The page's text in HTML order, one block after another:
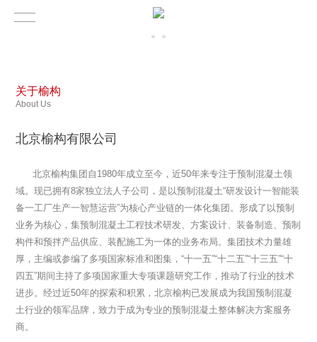
关于榆构
About Us
北京榆构有限公司
北京榆构集团自1980年成立至今，近50年来专注于预制混凝土领
域。现已拥有8家独立法人子公司，是以预制混凝土“研发设计一智能装
备一工厂生产一智慧运营”为核心产业链的一体化集团。形成了以预制
业务为核心，集预制混凝土工程技术研发、方案设计、装备制造、预制
构件和预拌产品供应、装配施工为一体的业务布局。集团技术力量雄
厚，主编或参编了多项国家标准和图集，“十一五”“十二五”“十三五”“十
四五”期间主持了多项国家重大专项课题研究工作，推动了行业的技术
进步。经过近50年的探索和积累，北京榆构已发展成为我国预制混凝
土行业的领军品牌，致力于成为专业的预制混凝土整体解决方案服务
商。